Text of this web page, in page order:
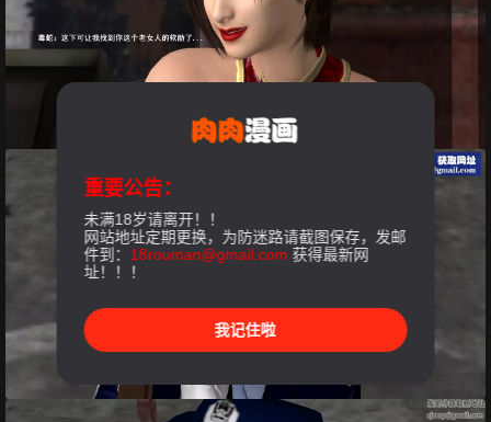
重要公告：
未满18岁请离开！！
网站地址定期更换，为防迷路请截图保存，发邮
件到： 18rouman@gmail.com 获得最新网
址！！！
我记住啦